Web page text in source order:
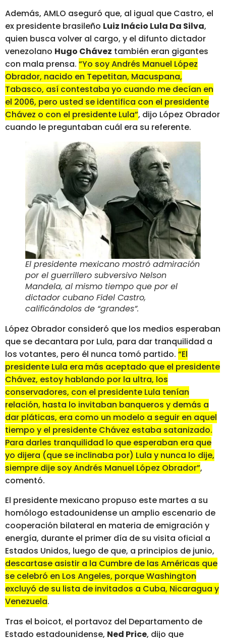
Además, AMLO aseguró que, al igual que Castro, el
ex presidente brasileño Luiz Inácio Lula Da Silva,
quien busca volver al cargo, y el difunto dictador
venezolano Hugo Chávez también eran gigantes
con mala prensa. “Yo soy Andrés Manuel López
Obrador, nacido en Tepetitan, Macuspana,
Tabasco, así contestaba yo cuando me decían en
el 2006, pero usted se identifica con el presidente
Chávez o con el presidente Lula”, dijo López Obrador
cuando le preguntaban cuál era su referente.
El presidente mexicano mostró admiración
por el guerrillero subversivo Nelson
Mandela, al mismo tiempo que por el
dictador cubano Fidel Castro,
calificándolos de “grandes”.
López Obrador consideró que los medios esperaban
que se decantara por Lula, para dar tranquilidad a
los votantes, pero él nunca tomó partido. “El
presidente Lula era más aceptado que el presidente
Chávez, estoy hablando por la ultra, los
conservadores, con el presidente Lula tenían
relación, hasta lo invitaban banqueros y demás a
dar pláticas, era como un modelo a seguir en aquel
tiempo y el presidente Chávez estaba satanizado.
Para darles tranquilidad lo que esperaban era que
yo dijera (que se inclinaba por) Lula y nunca lo dije,
siempre dije soy Andrés Manuel López Obrador”,
comentó.
El presidente mexicano propuso este martes a su
homólogo estadounidense un amplio escenario de
cooperación bilateral en materia de emigración y
energía, durante el primer día de su visita oficial a
Estados Unidos, luego de que, a principios de junio,
descartase asistir a la Cumbre de las Américas que
se celebró en Los Angeles, porque Washington
excluyó de su lista de invitados a Cuba, Nicaragua y
Venezuela.
Tras el boicot, el portavoz del Departamento de
Estado estadounidense, Ned Price, dijo que